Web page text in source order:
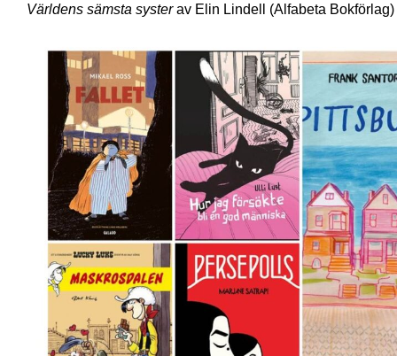
Världens sämsta systerav Elin Lindell (Alfabeta Bokförlag)